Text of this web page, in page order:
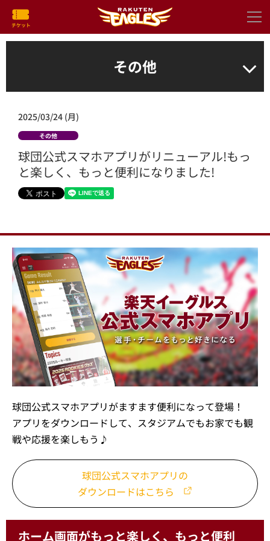
その他
2025/03/24 (月)
その他
球団公式スマホアプリがリニューアル!もっ
と楽しく、もっと便利になりました!
球団公式スマホアプリがますます便利になって登場！
アプリをダウンロードして、スタジアムでもお家でも観
戦や応援を楽しもう♪
球団公式スマホアプリの
ダウンロードはこちら
ホーム画面がもっと楽しく、もっと便利